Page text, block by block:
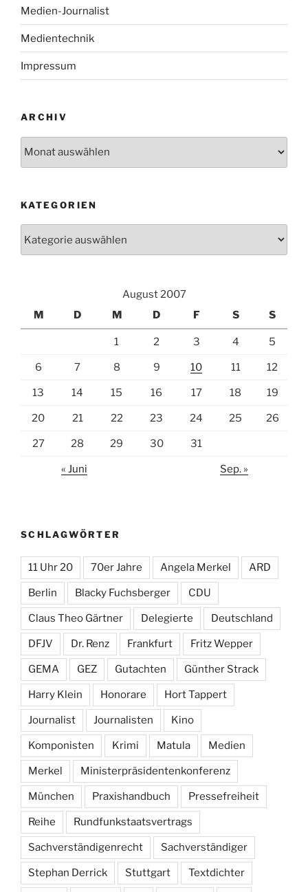
Medien-Journalist
Medientechnik
Impressum
ARCHIV
KATEGORIEN
August 2007
M
D M D F S S
1 2 3 4 5
6 7 8 9 10 11 12
13 14 15 16 17 18 19
20 21 22 23 24 25 26
27 28 29 30 31
« Juni Sep. »
SCHLAGWÖRTER
11 Uhr 20 70er Jahre Angela Merkel ARD
Berlin Blacky Fuchsberger CDU
Claus Theo Gärtner Delegierte Deutschland
DFJV Dr. Renz Frankfurt Fritz Wepper
GEMA GEZ Gutachten Günther Strack
Harry Klein Honorare Hort Tappert
Journalist Journalisten Kino
Komponisten Krimi Matula Medien
Merkel Ministerpräsidentenkonferenz
München Praxishandbuch Pressefreiheit
Reihe Rundfunkstaatsvertrags
Sachverständigenrecht Sachverständiger
Stephan Derrick Stuttgart Textdichter